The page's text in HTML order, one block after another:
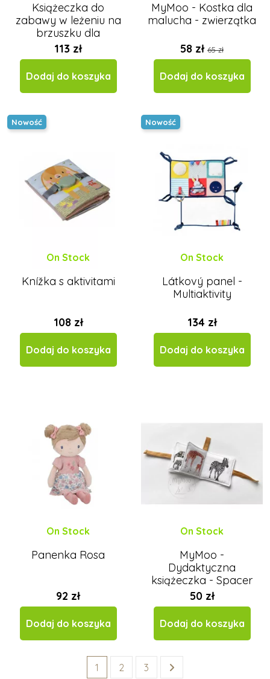
Książeczka do
zabawy w leżeniu na
brzuszku dla
malucha
113 zł
Dodaj do koszyka
MyMoo - Kostka dla
malucha - zwierzątka
58 zł 65 zł
Dodaj do koszyka
Nowość
On Stock
Knížka s aktivitami
108 zł
Dodaj do koszyka
Nowość
On Stock
Látkový panel -
Multiaktivity
134 zł
Dodaj do koszyka
On Stock
Panenka Rosa
92 zł
Dodaj do koszyka
On Stock
MyMoo -
Dydaktyczna
książeczka - Spacer
w dziczy
50 zł
Dodaj do koszyka
1 2 3